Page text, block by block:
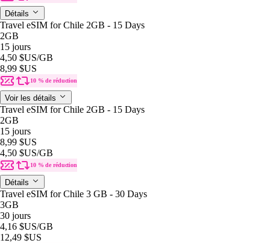
Détails
Travel eSIM for Chile 2GB - 15 Days
2GB
15 jours
4,50 $US/GB
8,99 $US
10 % de réduction
Voir les détails
Travel eSIM for Chile 2GB - 15 Days
2GB
15 jours
8,99 $US
4,50 $US/GB
10 % de réduction
Détails
Travel eSIM for Chile 3 GB - 30 Days
3GB
30 jours
4,16 $US/GB
12,49 $US